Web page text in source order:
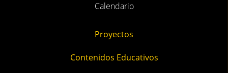
Calendario
Proyectos
Contenidos Educativos